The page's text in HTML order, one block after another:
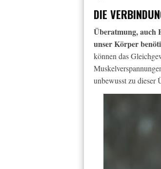
DIE
Überatmung, auch
unser Körper
können das
unbewusst zu dieser